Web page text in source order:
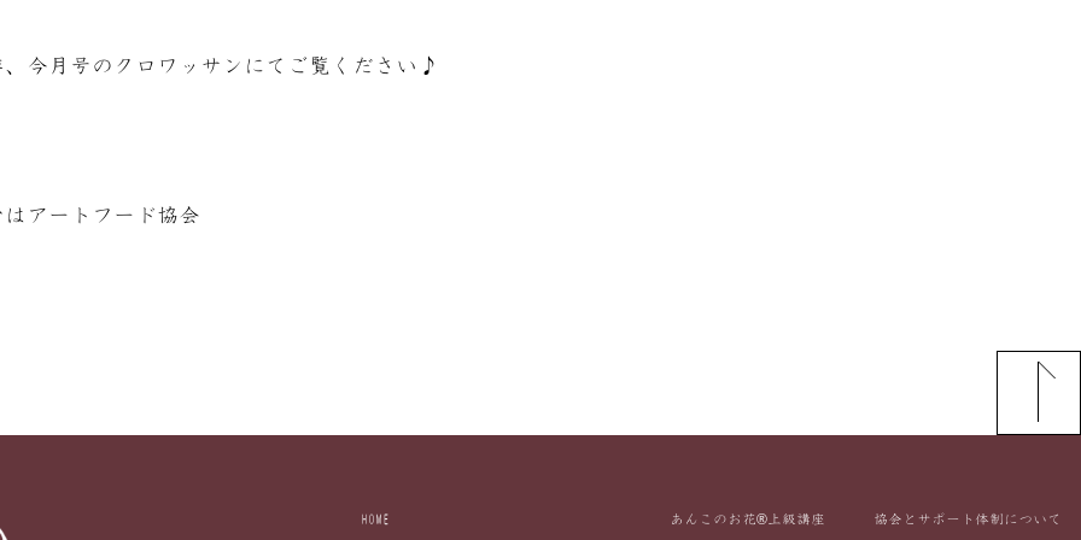
、今月号のクロワッサンにてご覧ください♪
はアートフード協会
HOME あんこのお花®上級講座 協会とサポート体制について